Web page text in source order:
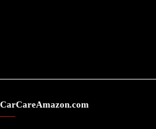
CarCareAmazon.com